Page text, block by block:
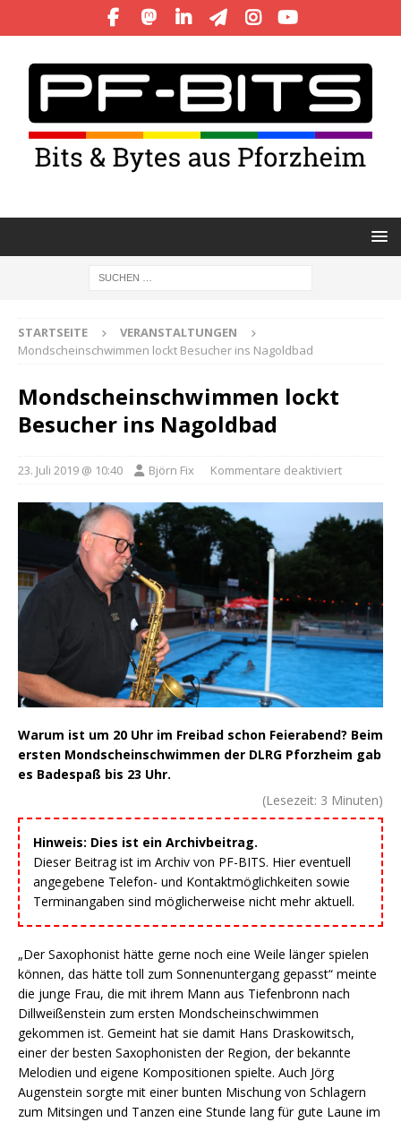
STARTSEITE
VERANSTALTUNGEN
Mondscheinschwimmen lockt Besucher ins Nagoldbad
Mondscheinschwimmen lockt
Besucher ins Nagoldbad
23. Juli 2019 @ 10:40 Björn Fix Kommentare deaktiviert
Warum ist um 20 Uhr im Freibad schon Feierabend? Beim
ersten Mondscheinschwimmen der DLRG Pforzheim gab
es Badespaß bis 23 Uhr.
(Lesezeit: 3 Minuten)
Hinweis: Dies ist ein Archivbeitrag.
Dieser Beitrag ist im Archiv von PF-BITS. Hier eventuell
angegebene Telefon- und Kontaktmöglichkeiten sowie
Terminangaben sind möglicherweise nicht mehr aktuell.
„Der Saxophonist hätte gerne noch eine Weile länger spielen
können, das hätte toll zum Sonnenuntergang gepasst“ meinte
die junge Frau, die mit ihrem Mann aus Tiefenbronn nach
Dillweißenstein zum ersten Mondscheinschwimmen
gekommen ist. Gemeint hat sie damit Hans Draskowitsch,
einer der besten Saxophonisten der Region, der bekannte
Melodien und eigene Kompositionen spielte. Auch Jörg
Augenstein sorgte mit einer bunten Mischung von Schlagern
zum Mitsingen und Tanzen eine Stunde lang für gute Laune im